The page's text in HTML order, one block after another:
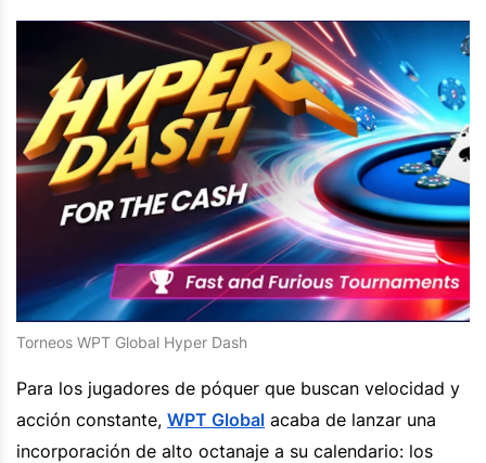
Torneos WPT Global Hyper Dash
Para los jugadores de póquer que buscan velocidad y
acción constante, WPT Global acaba de lanzar una
incorporación de alto octanaje a su calendario: los